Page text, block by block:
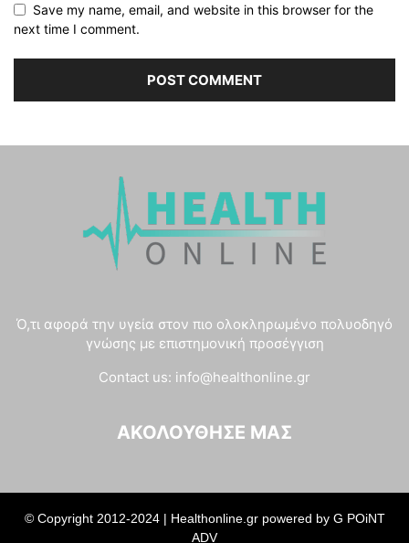
Save my name, email, and website in this browser for the
next time I comment.
Ό,τι αφορά την υγεία στον πιο ολοκληρωμένο πολυοδηγό
γνώσης με επιστημονική προσέγγιση
Contact us: info@healthonline.gr
ΑΚΟΛΟΎΘΗΣΈ ΜΑΣ
© Copyright 2012-2024 | Healthonline.gr powered by G POiNT
ADV